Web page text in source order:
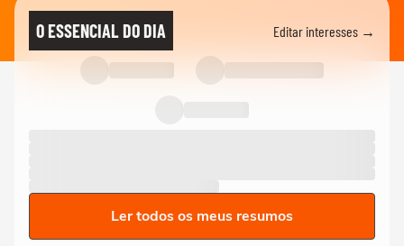
O ESSENCIAL DO DIA Editar interesses →
Ler todos os meus resumos